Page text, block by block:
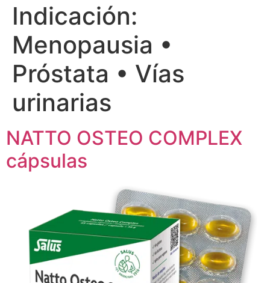
Indicación:
Menopausia •
Próstata • Vías
urinarias
NATTO OSTEO COMPLEX
cápsulas